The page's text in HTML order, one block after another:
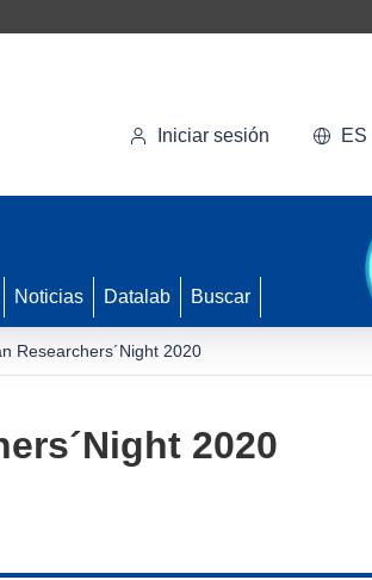
Iniciar sesión ES
Noticias Datalab Buscar
Researchers´Night 2020
2020